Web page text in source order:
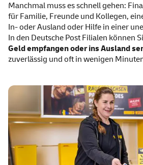
Manchmal muss es schnell gehen:
für Familie, Freunde und Kollegen,
In- oder Ausland oder Hilfe in einer
In den Deutsche Post Filialen können
Geld empfangen oder ins Ausland
zuverlässig und oft in wenigen